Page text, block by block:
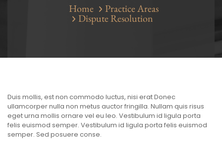
Home Practice Areas
Dispute Resolution
Duis mollis, est non commodo luctus, nisi erat Donec
ullamcorper nulla non metus auctor fringilla. Nullam quis risus
eget urna mollis ornare vel eu leo. Vestibulum id ligula porta
felis euismod semper. Vestibulum id ligula porta felis euismod
semper. Sed posuere conse.